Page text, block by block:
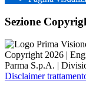
Sezione
Copyright 2026 |
Parma S.p.A. |
Disclaimer